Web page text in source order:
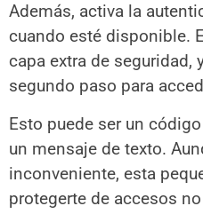
Además, activa la
cuando esté disponible.
capa extra de seguridad,
segundo paso para
Esto puede ser un
un mensaje de texto.
inconveniente, esta
protegerte de accesos